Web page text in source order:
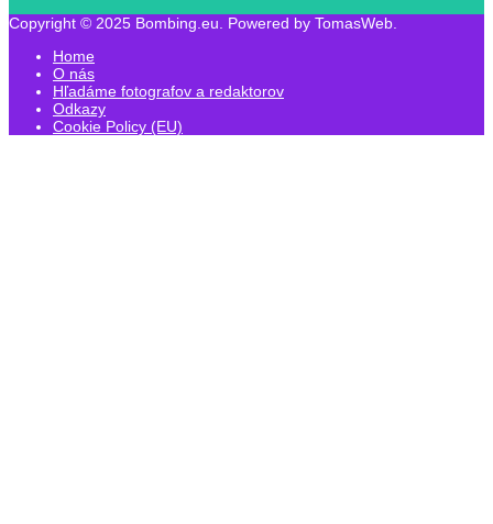
Copyright © 2025 Bombing.eu. Powered by TomasWeb.
Home
O nás
Hľadáme fotografov a redaktorov
Odkazy
Cookie Policy (EU)